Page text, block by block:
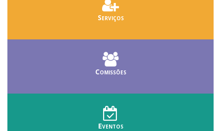
Serviços
Comissões
Eventos